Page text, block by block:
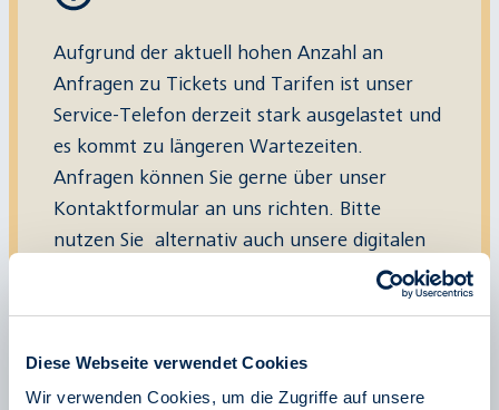
Diese Webseite verwendet Cookies
Wir verwenden Cookies, um die Zugriffe auf unsere
Aufgrund der aktuell hohen Anzahl an
Anfragen zu Tickets und Tarifen ist unser
Service-Telefon derzeit stark ausgelastet und
es kommt zu längeren Wartezeiten.
Anfragen können Sie gerne über unser
Kontaktformular an uns richten. Bitte
nutzen Sie alternativ auch unsere digitalen
sowie unsere
Ticket-Automaten an den Haltestellen. Wir